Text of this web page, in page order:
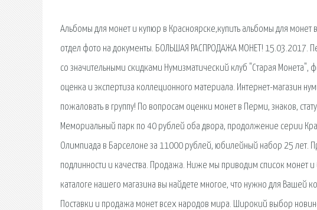
Альбомы для монет и купюр в Красноярске,купить альбомы для
отдел фото на документы. БОЛЬШАЯ РАСПРОДАЖА МОНЕТ! 15.03.2017.
со значительными скидками Нумизматический клуб "Старая Монета",
оценка и экспертиза коллеционного материала. Интернет-магазин
пожаловать в группу! По вопросам оценки монет в Перми, знаков,
Мемориальный парк по 40 рублей оба двора, продолжение серии
Олимпиада в Барселоне за 11000 рублей, юбилейный набор 25 лет.
подлинности и качества. Продажа. Ниже мы приводим список монет
каталоге нашего магазина вы найдете многое, что нужно для Вашей
Поставки и продажа монет всех народов мира. Широкий выбор